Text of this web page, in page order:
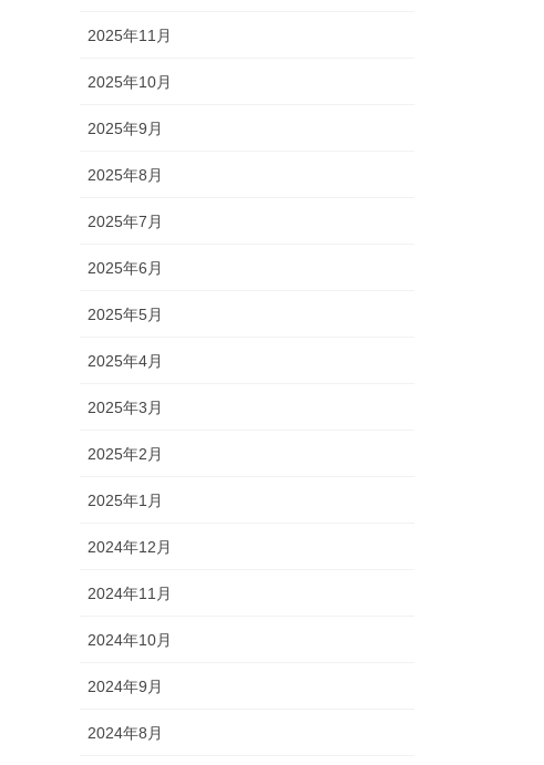
2025年11月
2025年10月
2025年9月
2025年8月
2025年7月
2025年6月
2025年5月
2025年4月
2025年3月
2025年2月
2025年1月
2024年12月
2024年11月
2024年10月
2024年9月
2024年8月